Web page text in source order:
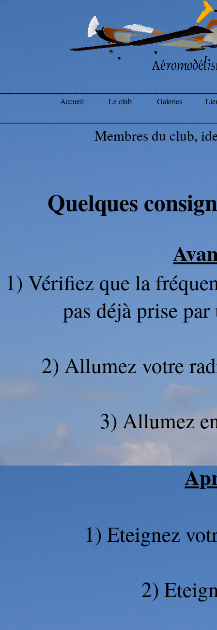
Galeries
Le club
Accueil
Membres du club,
Quelques
1) Vérifiez que la
pas déjà prise
2) Allumez votre
3) Allumez
1) Eteignez
2)